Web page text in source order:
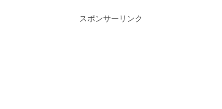
スポンサーリンク